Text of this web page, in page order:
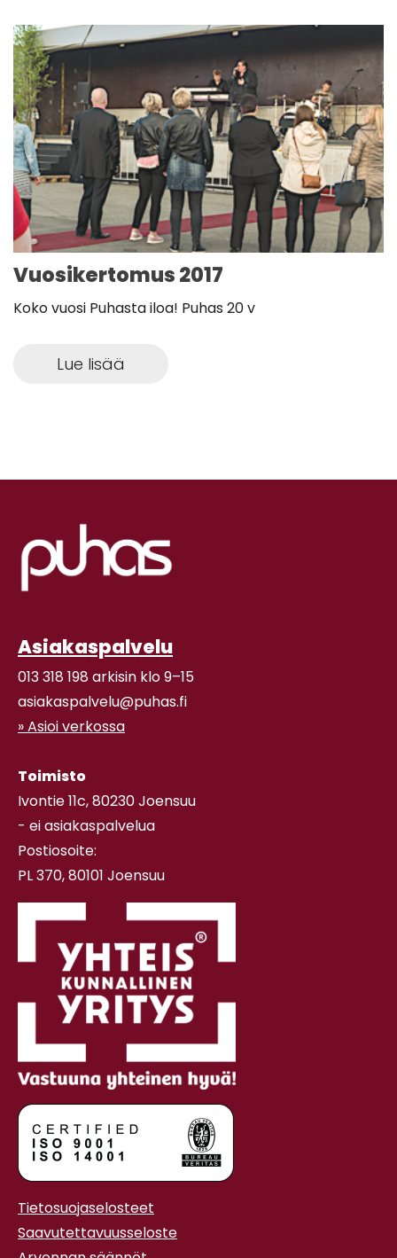
Vuosikertomus 2017
Koko vuosi Puhasta iloa! Puhas 20 v
Lue lisää
Asiakaspalvelu
013 318 198 arkisin klo 9–15
asiakaspalvelu@puhas.fi
» Asioi verkossa
Toimisto
Ivontie 11c, 80230 Joensuu
- ei asiakaspalvelua
Postiosoite:
PL 370, 80101 Joensuu
Tietosuojaselosteet
Saavutettavuusseloste